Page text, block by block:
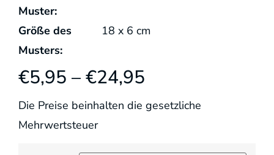
Muster:
Größe des
Musters:
18 x6 cm
€5,95 –€24,95
Die Preise beinhalten die gesetzliche
Mehrwertsteuer